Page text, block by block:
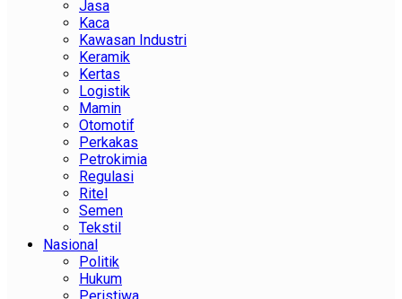
Jasa
Kaca
Kawasan Industri
Keramik
Kertas
Logistik
Mamin
Otomotif
Perkakas
Petrokimia
Regulasi
Ritel
Semen
Tekstil
Nasional
Politik
Hukum